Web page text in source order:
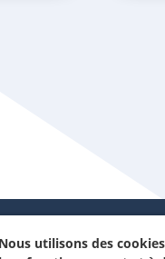
utilisons des